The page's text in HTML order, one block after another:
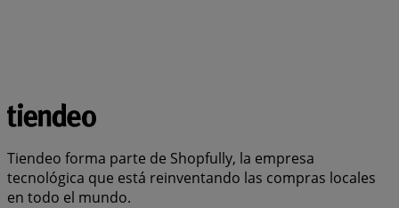
Tiendeo forma parte de Shopfully, la empresa
tecnológica que está reinventando las compras locales
en todo el mundo.